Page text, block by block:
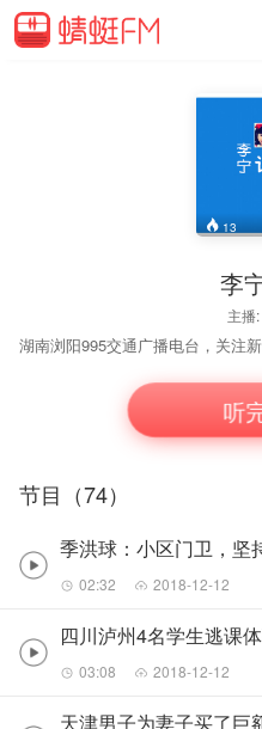
13
李
主播:
湖南浏阳995交通广播电台，关注新
听
节目（74）
02:32 2018-12-12
四川泸州4名学生逃课
03:08 2018-12-12
天津男子为妻子买了巨